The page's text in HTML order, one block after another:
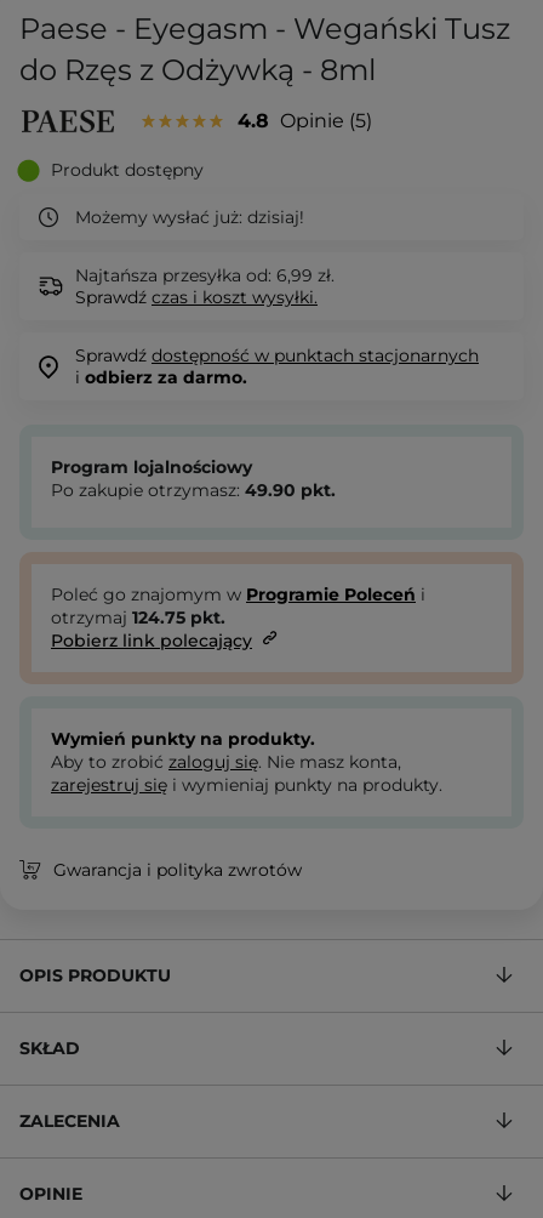
Paese - Eyegasm - Wegański Tusz
do Rzęs z Odżywką - 8ml
4.8 Opinie 5
Produkt dostępny
Możemy wysłać już: dzisiaj!
Najtańsza przesyłka od: 6,99 zł.
Sprawdź czas i koszt wysyłki.
Sprawdź dostępność w punktach stacjonarnych
i odbierz za darmo.
Program lojalnościowy
Po zakupie otrzymasz: 49.90 pkt.
Poleć go znajomym w Programie Poleceń i
otrzymaj 124.75 pkt.
Pobierz link polecający
Wymień punkty na produkty.
Aby to zrobić zaloguj się. Nie masz konta,
zarejestruj się i wymieniaj punkty na produkty.
Gwarancja i polityka zwrotów
OPIS PRODUKTU
SKŁAD
ZALECENIA
OPINIE